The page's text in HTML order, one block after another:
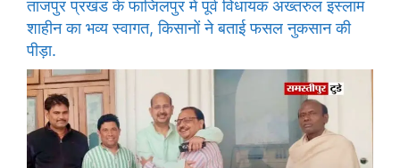
ताजपुर प्रखंड के फाजिलपुर में पूर्व विधायक अख्तरुल इस्लाम
शाहीन का भव्य स्वागत, किसानों ने बताई फसल नुकसान की
पीड़ा.